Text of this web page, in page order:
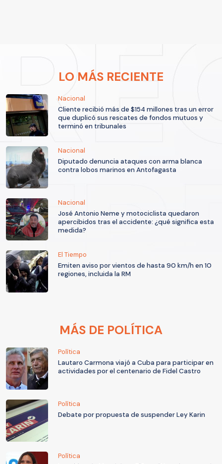
LO MÁS RECIENTE
Nacional
Cliente recibió más de $154 millones tras un error
que duplicó sus rescates de fondos mutuos y
terminó en tribunales
Nacional
Diputado denuncia ataques con arma blanca
contra lobos marinos en Antofagasta
Nacional
José Antonio Neme y motociclista quedaron
apercibidos tras el accidente: ¿qué significa esta
medida?
El Tiempo
Emiten aviso por vientos de hasta 90 km/h en 10
regiones, incluida la RM
MÁS DE POLÍTICA
Política
Lautaro Carmona viajó a Cuba para participar en
actividades por el centenario de Fidel Castro
Política
Debate por propuesta de suspender Ley Karin
Política